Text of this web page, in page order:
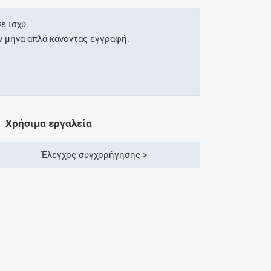
ισχύ.
μήνα απλά κάνοντας εγγραφή.
Χρήσιμα εργαλεία
Έλεγχος συγχορήγησης >